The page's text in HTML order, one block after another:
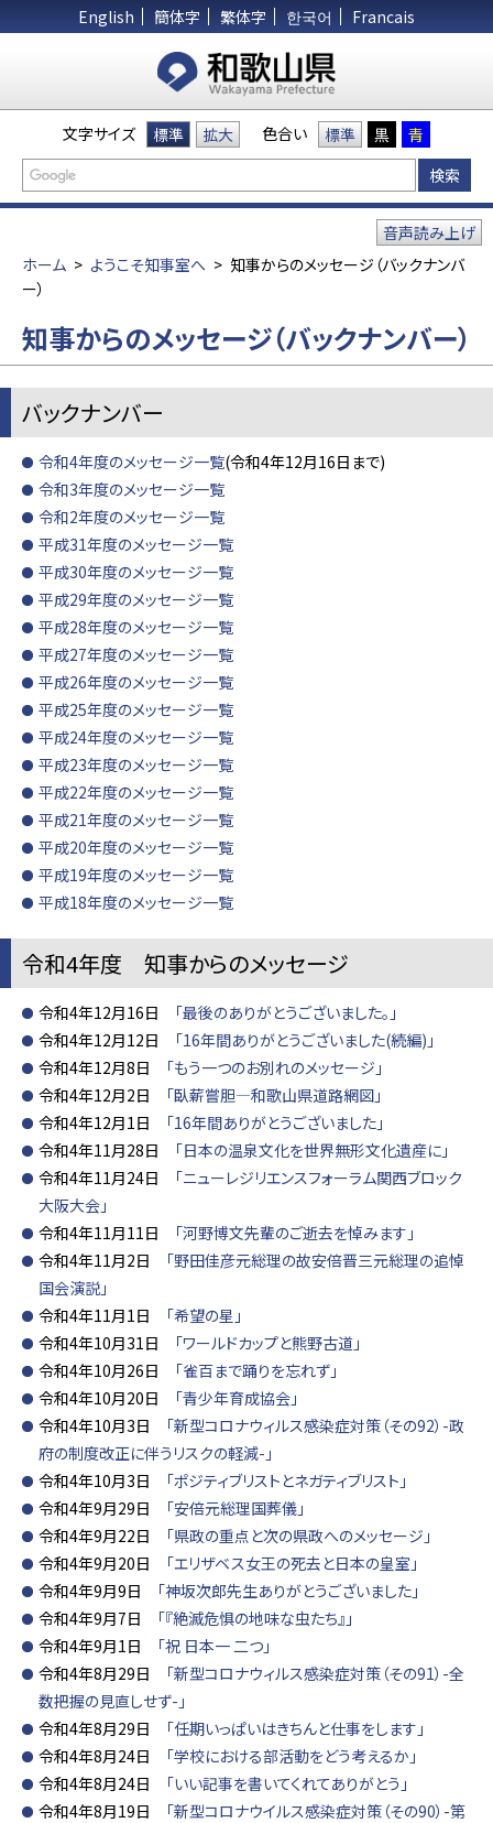
English 簡体字 繁体字 한국어 Francais
文字サイズ 標準 拡大 色合い 標準 黒 青
ホーム > ようこそ知事室へ > 知事からのメッセージ（バックナンバ
ー）
音声読み上げ
知事からのメッセージ（バックナンバー）
バックナンバー
令和4年度のメッセージ一覧(令和4年12月16日まで)​​​​​​
令和3年度のメッセージ一覧
令和2年度のメッセージ一覧
平成31年度のメッセージ一覧
平成30年度のメッセージ一覧
平成29年度のメッセージ一覧
平成28年度のメッセージ一覧
平成27年度のメッセージ一覧
平成26年度のメッセージ一覧
平成25年度のメッセージ一覧
平成24年度のメッセージ一覧
平成23年度のメッセージ一覧
平成22年度のメッセージ一覧
平成21年度のメッセージ一覧
平成20年度のメッセージ一覧
平成19年度のメッセージ一覧
平成18年度のメッセージ一覧
令和4年度 知事からのメッセージ
令和4年12月16日 「最後のありがとうございました。」
令和4年12月12日 「16年間ありがとうございました(続編)」
令和4年12月8日 「もう一つのお別れのメッセージ」
令和4年12月2日 「臥薪嘗胆―和歌山県道路網図」
令和4年12月1日 「16年間ありがとうございました」
令和4年11月28日 「日本の温泉文化を世界無形文化遺産に」
令和4年11月24日 「ニューレジリエンスフォーラム関西ブロック
大阪大会」
令和4年11月11日 「河野博文先輩のご逝去を悼みます」
令和4年11月2日 「野田佳彦元総理の故安倍晋三元総理の追悼
国会演説」
令和4年11月1日 「希望の星」
令和4年10月31日 「ワールドカップと熊野古道」
令和4年10月26日 「雀百まで踊りを忘れず」
令和4年10月20日 「青少年育成協会」
令和4年10月3日 「新型コロナウィルス感染症対策（その92）-政
府の制度改正に伴うリスクの軽減-」
令和4年10月3日 「ポジティブリストとネガティブリスト」
令和4年9月29日 「安倍元総理国葬儀」
令和4年9月22日 「県政の重点と次の県政へのメッセージ」
令和4年9月20日 「エリザベス女王の死去と日本の皇室」
令和4年9月9日 「神坂次郎先生ありがとうございました」
令和4年9月7日 「『絶滅危惧の地味な虫たち』」
令和4年9月1日 「祝 日本一 二つ」
令和4年8月29日 「新型コロナウィルス感染症対策（その91）-全
数把握の見直しせず-」
令和4年8月29日 「任期いっぱいはきちんと仕事をします」
令和4年8月24日 「学校における部活動をどう考えるか」
令和4年8月24日 「いい記事を書いてくれてありがとう」
令和4年8月19日 「新型コロナウイルス感染症対策（その90）-第